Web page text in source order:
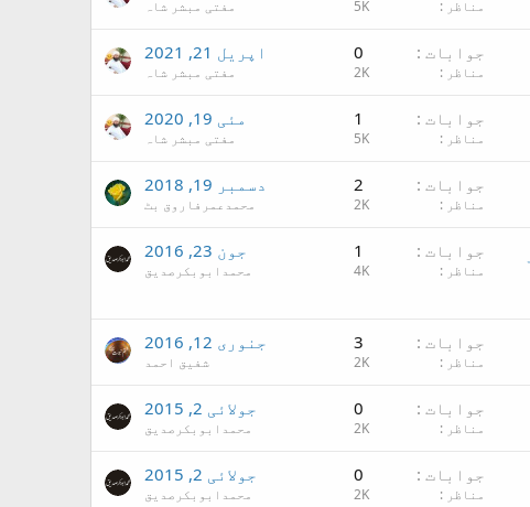
مناظر 5K مفتی مبشر شاہ
جوابات 0
مناظر 2K
اپریل 21, 2021
مفتی مبشر شاہ
جوابات 1
مناظر 5K
مئی 19, 2020
مفتی مبشر شاہ
جوابات 2
مناظر 2K
دسمبر 19, 2018
محمدعمرفاروق بٹ
جوابات 1
مناظر 4K
جون 23, 2016
محمدابوبکرصدیق
جوابات 3
مناظر 2K
جنوری 12, 2016
شفیق احمد
جوابات 0
مناظر 2K
جولائی 2, 2015
محمدابوبکرصدیق
جوابات 0
مناظر 2K
جولائی 2, 2015
محمدابوبکرصدیق